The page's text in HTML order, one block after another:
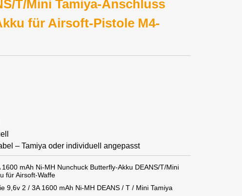
T/Mini Tamiya-Anschluss
für Airsoft-Pistole M4-
– Tamiya oder individuell angepasst
mAh Ni-MH Nunchuck Butterfly-Akku DEANS/T/Mini
für Airsoft-Waffe
9,6v 2 / 3A 1600 mAh Ni-MH DEANS / T / Mini Tamiya